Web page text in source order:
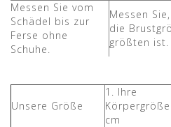
Messen Sie vom
Schädel bis zur
Ferse ohne
Schuhe.
Messen
die
größten ist.
Unsere Größe
1. Ihre
cm